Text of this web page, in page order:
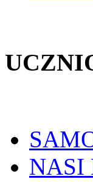
NASI